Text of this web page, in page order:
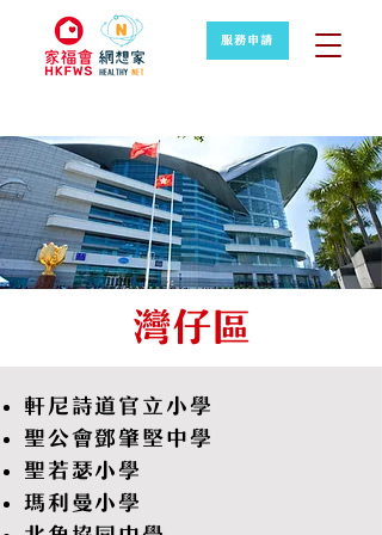
服務申請
灣仔區
軒尼詩道官立小學
聖公會鄧肇堅中學
聖若瑟小學
瑪利曼小學